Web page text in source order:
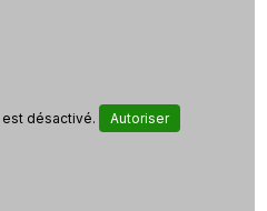
désactivé. Autoriser